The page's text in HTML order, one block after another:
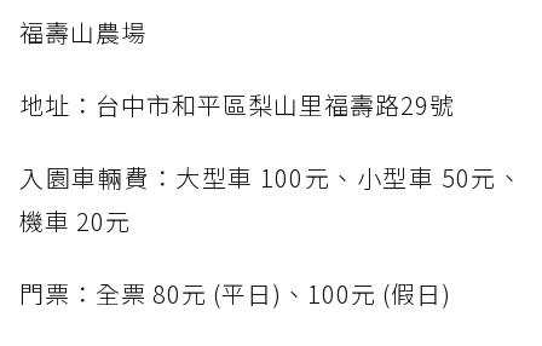
福壽山農場
地址：台中市和平區梨山里福壽路29號
入園車輛費：大型車 100元、小型車 50元、
機車 20元
門票：全票 80元 (平日)、100元 (假日)